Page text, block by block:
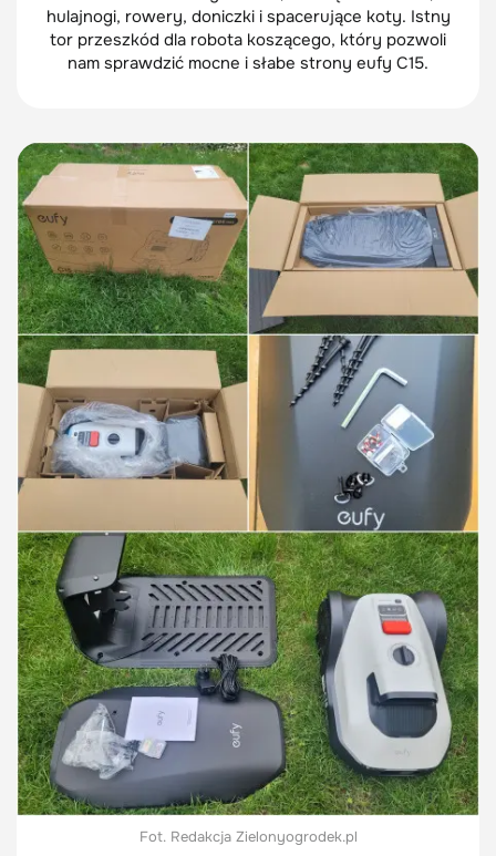
hulajnogi, rowery, doniczki i spacerujące koty. Istny
tor przeszkód dla robota koszącego, który pozwoli
nam sprawdzić mocne i słabe strony eufy C15.
Fot. Redakcja Zielonyogrodek.pl